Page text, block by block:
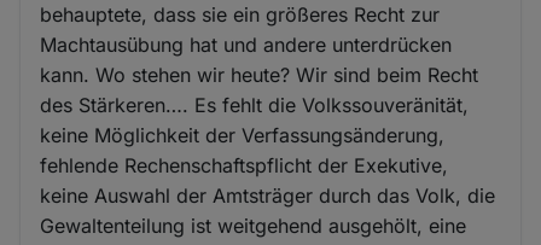
behauptete, dass sie ein größeres Recht zur
Machtausübung hat und andere unterdrücken
kann. Wo stehen wir heute? Wir sind beim Recht
des Stärkeren…. Es fehlt die Volkssouveränität,
keine Möglichkeit der Verfassungsänderung,
fehlende Rechenschaftspflicht der Exekutive,
keine Auswahl der Amtsträger durch das Volk, die
Gewaltenteilung ist weitgehend ausgehölt, eine